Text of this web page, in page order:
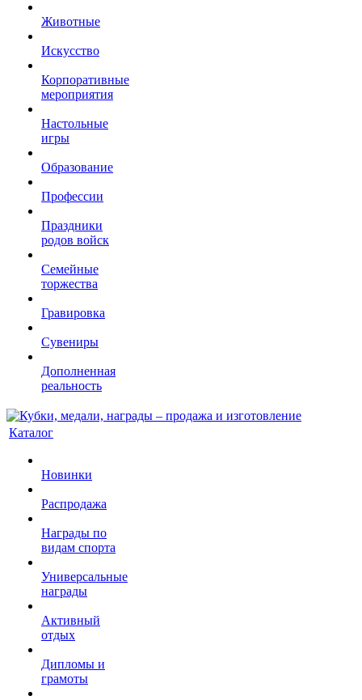
Животные
Искусство
Корпоративные
мероприятия
Настольные
игры
Образование
Профессии
Праздники
родов войск
Семейные
торжества
Гравировка
Сувениры
Дополненная
реальность
Каталог
Новинки
Распродажа
Награды по
видам спорта
Универсальные
награды
Активный
отдых
Дипломы и
грамоты